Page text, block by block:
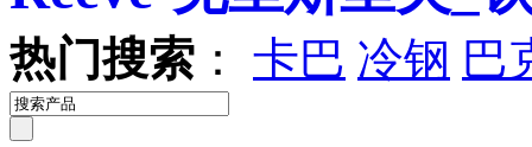
热门搜索 ： 卡巴 冷钢 巴